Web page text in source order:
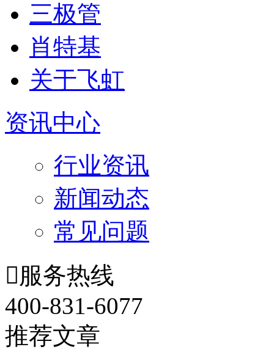
三极管
肖特基
关于飞虹
资讯中心
行业资讯
新闻动态
常见问题
服务热线
400-831-6077
推荐文章